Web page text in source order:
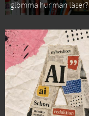
glömma hur man läser?